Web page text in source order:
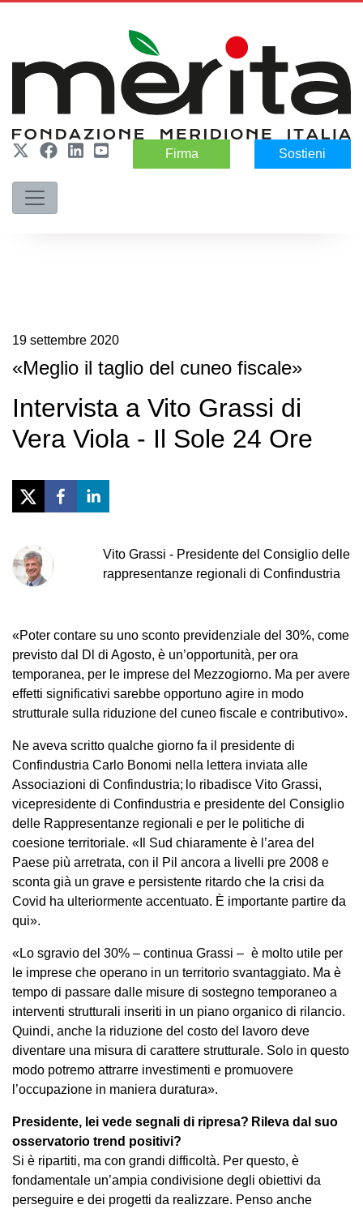
Firma Sostieni
19 settembre 2020
«Meglio il taglio del cuneo fiscale»
Intervista a Vito Grassi di
Vera Viola - Il Sole 24 Ore
Vito Grassi - Presidente del Consiglio delle
rappresentanze regionali di Confindustria
«Poter contare su uno sconto previdenziale del 30%, come
previsto dal Dl di Agosto, è un’opportunità, per ora
temporanea, per le imprese del Mezzogiorno. Ma per avere
effetti significativi sarebbe opportuno agire in modo
strutturale sulla riduzione del cuneo fiscale e contributivo».
Ne aveva scritto qualche giorno fa il presidente di
Confindustria Carlo Bonomi nella lettera inviata alle
Associazioni di Confindustria; lo ribadisce Vito Grassi,
vicepresidente di Confindustria e presidente del Consiglio
delle Rappresentanze regionali e per le politiche di
coesione territoriale. «Il Sud chiaramente è l’area del
Paese più arretrata, con il Pil ancora a livelli pre 2008 e
sconta già un grave e persistente ritardo che la crisi da
Covid ha ulteriormente accentuato. È importante partire da
qui».
«Lo sgravio del 30% – continua Grassi – è molto utile per
le imprese che operano in un territorio svantaggiato. Ma è
tempo di passare dalle misure di sostegno temporaneo a
interventi strutturali inseriti in un piano organico di rilancio.
Quindi, anche la riduzione del costo del lavoro deve
diventare una misura di carattere strutturale. Solo in questo
modo potremo attrarre investimenti e promuovere
l’occupazione in maniera duratura».
Presidente, lei vede segnali di ripresa? Rileva dal suo
osservatorio trend positivi?
Si è ripartiti, ma con grandi difficoltà. Per questo, è
fondamentale un’ampia condivisione degli obiettivi da
perseguire e dei progetti da realizzare. Penso anche